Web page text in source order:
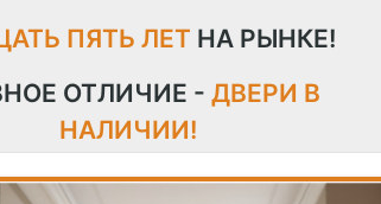
ПЯТЬ ЛЕТ НА РЫНКЕ!
ОТЛИЧИЕ - ДВЕРИ В
НАЛИЧИИ!